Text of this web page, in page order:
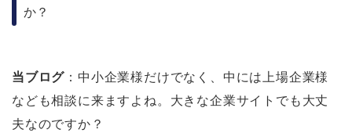
か？
当ブログ ：中小企業様だけでなく、中には上場企業様
なども相談に来ますよね。大きな企業サイトでも大丈
夫なのですか？